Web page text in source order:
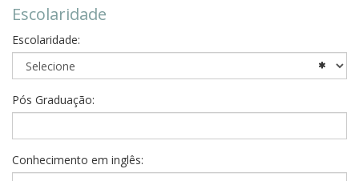
Escolaridade
Escolaridade:
Pós Graduação:
Conhecimento em inglês: